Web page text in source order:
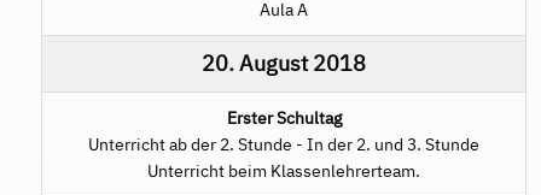
Aula A
20. August 2018
Erster Schultag
Unterricht ab der 2. Stunde - In der 2. und 3. Stunde
Unterricht beim Klassenlehrerteam.